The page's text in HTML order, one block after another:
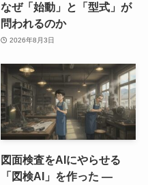
なぜ「始動」と「型式」が
問われるのか
2026年8月3日
図面検査をAIにやらせる
「図検AI」を作った ―